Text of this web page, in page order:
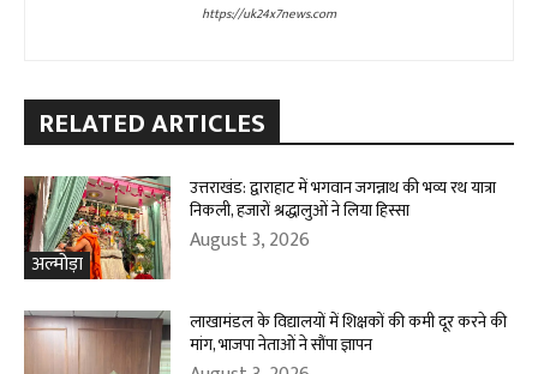
https://uk24x7news.com
RELATED ARTICLES
अल्मोड़ा
उत्तराखंड: द्वाराहाट में भगवान जगन्नाथ की भव्य रथ यात्रा
निकली, हजारों श्रद्धालुओं ने लिया हिस्सा
August 3, 2026
लाखामंडल के विद्यालयों में शिक्षकों की कमी दूर करने की
मांग, भाजपा नेताओं ने सौंपा ज्ञापन